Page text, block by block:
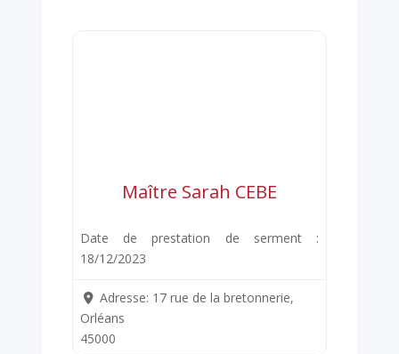
Maître Sarah CEBE
Date de prestation de serment :
18/12/2023
Adresse: 17 rue de la bretonnerie,
Orléans
45000